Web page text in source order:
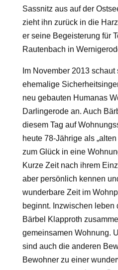
Sassnitz aus auf der
zieht ihn zurück in die
er seine Begeisterung für
Rautenbach in
Im November 2013 schaut
ehemalige
neu gebauten Humanas
Darlingerode an. Auch
diesem Tag auf
heute 78-Jährige als
zum Glück in eine
Kurze Zeit nach ihrem
aber persönlich kennen
wunderbare Zeit im
beginnt. Inzwischen leben
Bärbel Klapproth
gemeinsamen Wohnung.
sind auch die anderen
Bewohner zu einer